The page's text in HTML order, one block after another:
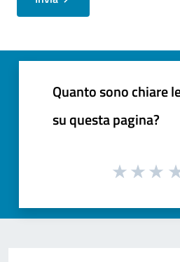
Quanto sono chiare
su questa pagina?